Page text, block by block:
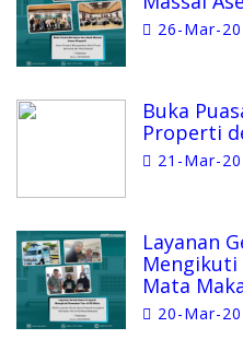
26-Mar-
Buka
Properti
21-Mar-
Layanan
Mengikuti
Mata
20-Mar-